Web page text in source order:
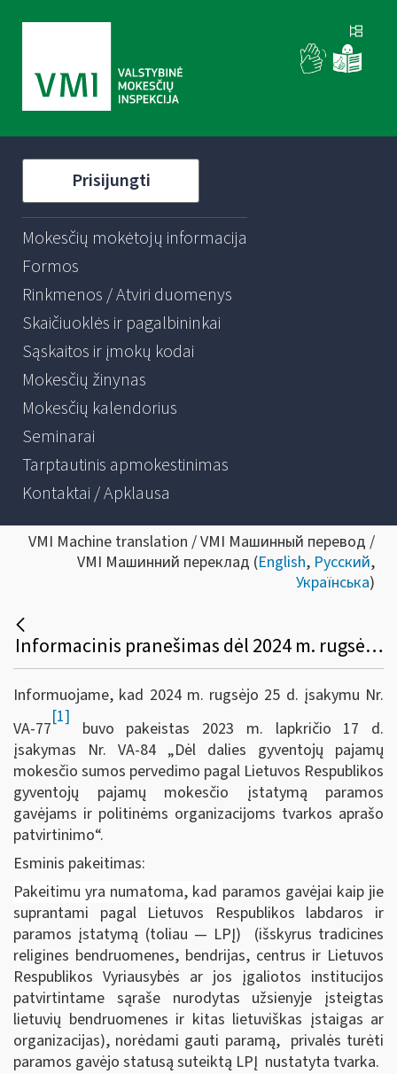
Prisijungti
Mokesčių mokėtojų informacija
Formos
Rinkmenos / Atviri duomenys
Skaičiuoklės ir pagalbininkai
Sąskaitos ir įmokų kodai
Mokesčių žinynas
Mokesčių kalendorius
Seminarai
Tarptautinis apmokestinimas
Kontaktai / Apklausa
VMI Machine translation / VMI Машинный перевод /
VMI Машинний переклад (English, Русский,
Українська)
Informacinis pranešimas dėl 2024 m. rugsėjo 25 d. įsakymo Nr. VA-77 „Dėl VMI prie FM viršininko 2023 m. lapkričio 17 d. įsakymo Nr. VA-84 „Dėl dalies GPM sumos pervedimo pagal LR gyventojų pajamų mokesčio įstatymą paramos gavėjams ir politinėms organizacijoms tvarkos aprašo patvirtinimo“ pakeitimo
Informuojame, kad 2024 m. rugsėjo 25 d. įsakymu Nr.
VA-77
[1]
buvo pakeistas 2023 m. lapkričio 17 d.
įsakymas Nr. VA-84 „Dėl dalies gyventojų pajamų
mokesčio sumos pervedimo pagal Lietuvos Respublikos
gyventojų pajamų mokesčio įstatymą paramos
gavėjams ir politinėms organizacijoms tvarkos aprašo
patvirtinimo“.
Esminis pakeitimas:
Pakeitimu yra numatoma, kad paramos gavėjai kaip jie
suprantami pagal Lietuvos Respublikos labdaros ir
paramos įstatymą (toliau — LPĮ) (išskyrus tradicines
religines bendruomenes, bendrijas, centrus ir Lietuvos
Respublikos Vyriausybės ar jos įgaliotos institucijos
patvirtintame sąraše nurodytas užsienyje įsteigtas
lietuvių bendruomenes ir kitas lietuviškas įstaigas ar
organizacijas), norėdami gauti paramą, privalės turėti
paramos gavėjo statusą suteiktą LPĮ nustatyta tvarka.